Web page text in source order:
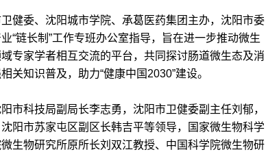
委、沈阳城市学院、承葛医药集团主办，沈阳市委
“链长制”工作专班办公室指导，旨在进一步推动微生
专家学者相互交流的平台，共同探讨肠道微生态及消
关知识普及，助力“健康中国2030”建设。
科技局副局长李志勇，沈阳市卫健委副主任刘郁，
阳市苏家屯区副区长韩吉平等领导，国家微生物科学
生物研究所原所长刘双江教授、中国科学院微生物研